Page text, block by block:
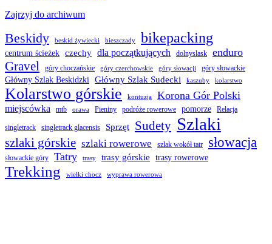
Zajrzyj do archiwum
Beskidy beskid żywiecki bieszczady bikepacking
centrum ścieżek czechy dla początkujących dolnyslask enduro
Gravel góry choczańskie góry czerchowskie góry słowacji góry słowackie
Główny Szlak Beskidzki Główny Szlak Sudecki kaszuby kolarstwo
Kolarstwo górskie kontuzja Korona Gór Polski
miejscówka mtb orawa Pieniny podróże rowerowe pomorze Relacja
singletrack singletrack glacensis Sprzęt Sudety Szlaki
szlaki górskie szlaki rowerowe szlak wokół tatr słowacja
słowackie góry Tatry trasy trasy górskie trasy rowerowe
Trekking wielki chocz wyprawa rowerowa